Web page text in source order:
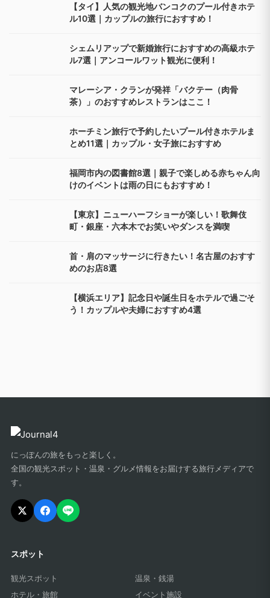
【タイ】人気の観光地バンコクのプール付きホテ
ル10選｜カップルの旅行におすすめ！
シェムリアップで新婚旅行におすすめの高級ホテ
ル7選｜アンコールワット観光に便利！
マレーシア・クランが発祥「バクテー（肉骨
茶）」のおすすめレストランはここ！
ホーチミン旅行で予約したいプール付きホテルま
とめ11選｜カップル・女子旅におすすめ
福岡市内の図書館8選｜親子で楽しめる赤ちゃん向
けのイベントは雨の日にもおすすめ！
【東京】ニューハーフショーが楽しい！歌舞伎
町・銀座・六本木でお笑いやダンスを満喫
首・肩のマッサージに行きたい！名古屋のおすす
めのお店8選
【横浜エリア】記念日や誕生日をホテルで過ごそ
う！カップルや夫婦におすすめ4選
にっぽんの旅をもっと楽しく。
全国の観光スポット・温泉・グルメ情報をお届けする旅行メディアで
す。
スポット
観光スポット
温泉・銭湯
ホテル・旅館
イベント施設